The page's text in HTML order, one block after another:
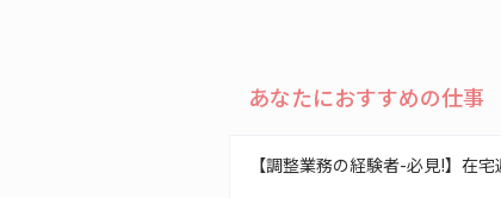
あなたにおすすめの仕事
【調整業務の経験者-必見!】在